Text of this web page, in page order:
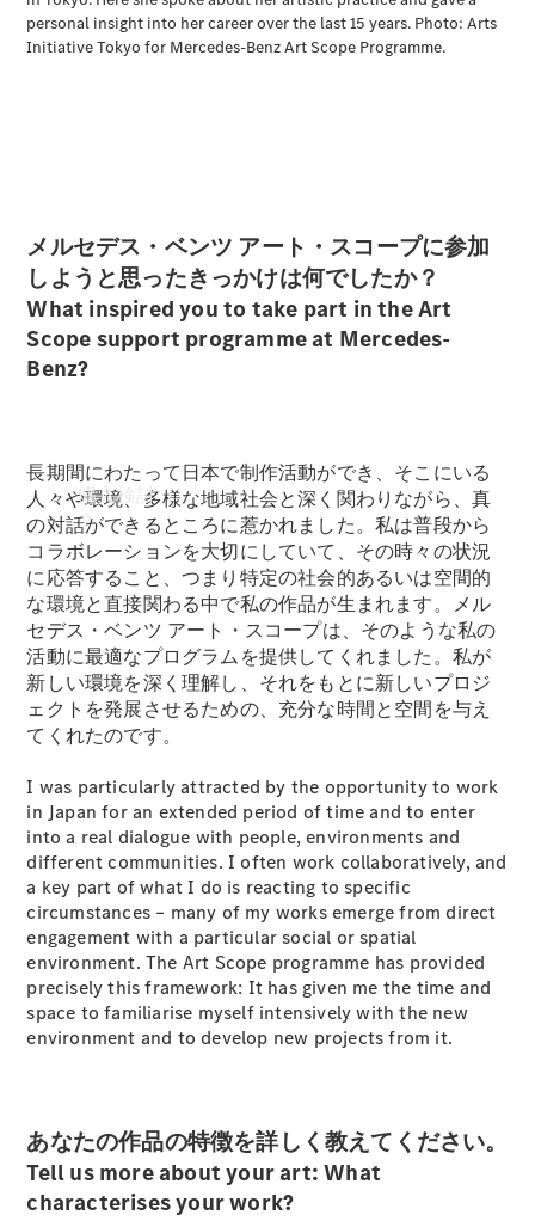
試乗リクエスト
購入検討
オンライン
ショールー
ム
認定中古車
検索
フェア・イ
ベント キャ
ンペーン
ファイナン
ス(リース/
ローン)
とは
買取サービ
ス
見積シミュ
メルセデス・ベンツ アート・スコープに参加
しようと思ったきっかけは何でしたか？
What inspired you to take part in the Art
Scope support programme at Mercedes-
Benz?
長期間にわたって日本で制作活動ができ、そこにいる
人々や環境、多様な地域社会と深く関わりながら、真
の対話ができるところに惹かれました。私は普段から
コラボレーションを大切にしていて、その時々の状況
に応答すること、つまり特定の社会的あるいは空間的
な環境と直接関わる中で私の作品が生まれます。メル
セデス・ベンツ アート・スコープは、そのような私の
活動に最適なプログラムを提供してくれました。私が
新しい環境を深く理解し、それをもとに新しいプロジ
ェクトを発展させるための、充分な時間と空間を与え
てくれたのです。
I was particularly attracted by the opportunity to work
in Japan for an extended period of time and to enter
into a real dialogue with people, environments and
different communities. I often work collaboratively, and
a key part of what I do is reacting to specific
circumstances – many of my works emerge from direct
engagement with a particular social or spatial
environment. The Art Scope programme has provided
precisely this framework: It has given me the time and
space to familiarise myself intensively with the new
environment and to develop new projects from it.
あなたの作品の特徴を詳しく教えてください。
Tell us more about your art: What
characterises your work?